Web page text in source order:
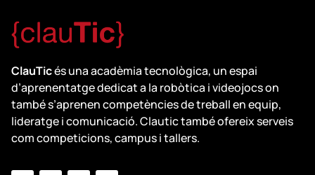
ClauTicés una acadèmia tecnològica, un espai
d’aprenentatge dedicat a la robòtica i videojocs on
també s’aprenen competències de treball en equip,
lideratge i comunicació. Clautic també ofereix serveis
com competicions, campus i tallers.